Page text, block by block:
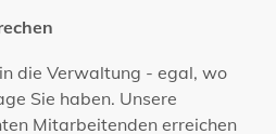
die Verwaltung - egal, wo
Sie haben. Unsere
Mitarbeitenden erreichen